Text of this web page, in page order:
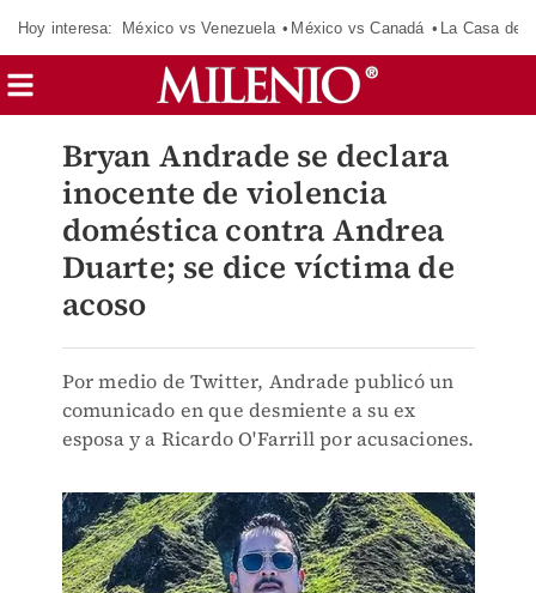
Hoy interesa: México vs Venezuela México vs Canadá La Casa de
Bryan Andrade se declara
inocente de violencia
doméstica contra Andrea
Duarte; se dice víctima de
acoso
Por medio de Twitter, Andrade publicó un
comunicado en que desmiente a su ex
esposa y a Ricardo O'Farrill por acusaciones.